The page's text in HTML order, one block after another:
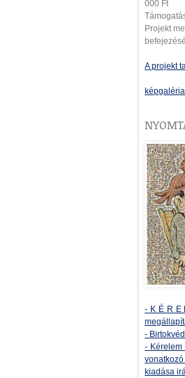
000 Ft
Projekt
A projekt
képgaléria
- K É R E
-
- Kérelem
kiadása